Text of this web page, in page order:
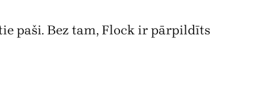
paši. Bez tam, Flock ir pārpildīts